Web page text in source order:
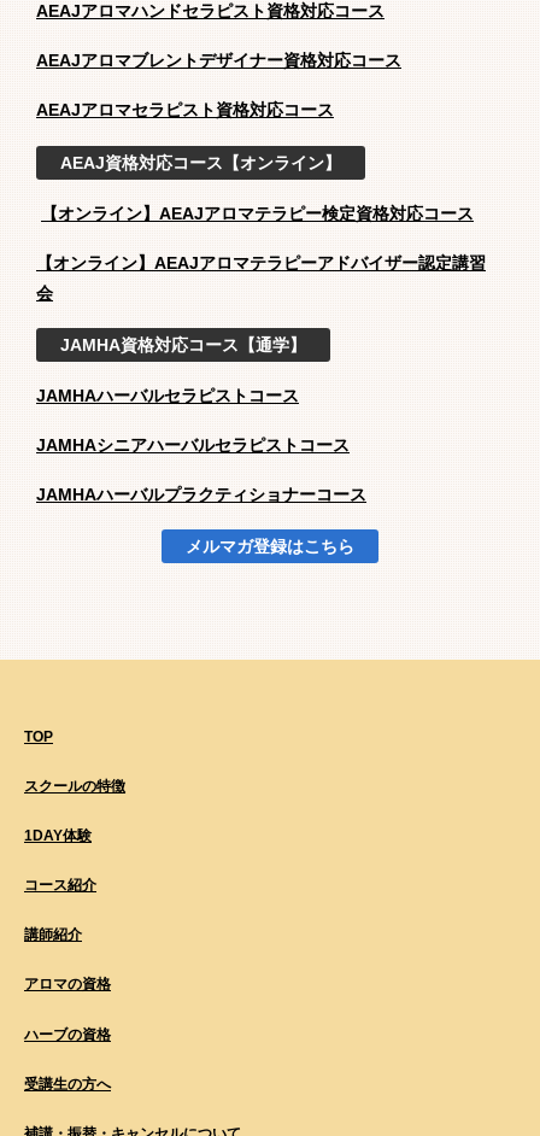
AEAJアロマハンドセラピスト資格対応コース
AEAJアロマブレントデザイナー資格対応コース
AEAJアロマセラピスト資格対応コース
AEAJ資格対応コース【オンライン】
【オンライン】AEAJアロマテラピー検定資格対応コース
【オンライン】AEAJアロマテラピーアドバイザー認定講習
会
JAMHA資格対応コース【通学】
JAMHAハーバルセラピストコース
JAMHAシニアハーバルセラピストコース
JAMHAハーバルプラクティショナーコース
メルマガ登録はこちら
TOP
スクールの特徴
1DAY体験
コース紹介
講師紹介
アロマの資格
ハーブの資格
受講生の方へ